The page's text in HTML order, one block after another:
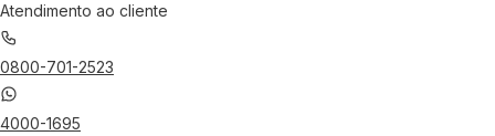
Atendimento ao cliente
0800-701-2523
4000-1695